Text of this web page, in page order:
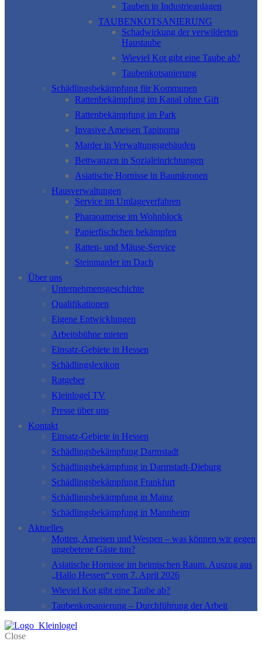
Tauben in Industrieanlagen
TAUBENKOTSANIERUNG
Schadwirkung der verwilderten
Haustaube
Wieviel Kot gibt eine Taube ab?
Taubenkotsanierung
Schädlingsbekämpfung für Kommunen
Rattenbekämpfung im Kanal ohne Gift
Rattenbekämpfung im Park
Invasive Ameisen Tapinoma
Marder in Verwaltungsgebäuden
Bettwanzen in Sozialeinrichtungen
Asiatische Hornisse in Baumkronen
Hausverwaltungen
Service im Umlageverfahren
Pharaoameise im Wohnblock
Papierfischchen bekämpfen
Ratten- und Mäuse-Service
Steinmarder im Dach
Über uns
Unternehmensgeschichte
Qualifikationen
Eigene Entwicklungen
Arbeitsbühne mieten
Einsatz-Gebiete in Hessen
Schädlingslexikon
Ratgeber
Kleinlogel TV
Presse über uns
Kontakt
Einsatz-Gebiete in Hessen
Schädlingsbekämpfung Darmstadt
Schädlingsbekämpfung in Darmstadt-Dieburg
Schädlingsbekämpfung Frankfurt
Schädlingsbekämpfung in Mainz
Schädlingsbekämpfung in Mannheim
Aktuelles
Motten, Ameisen und Wespen – was können wir gegen
ungebetene Gäste tun?
Asiatische Hornisse im heimischen Raum. Auszug aus
„Hallo Hessen“ vom 7. April 2026
Wieviel Kot gibt eine Taube ab?
Taubenkotsanierung – Durchführung der Arbeit
Close